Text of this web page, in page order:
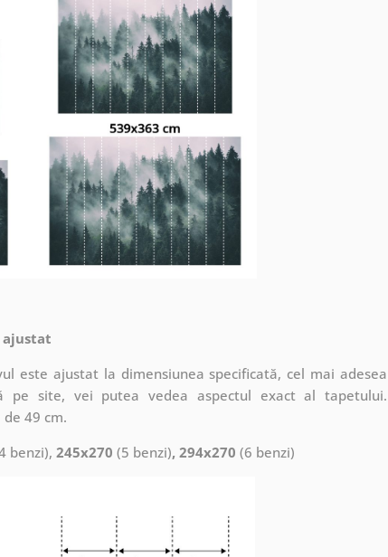
ajustat
este ajustat la dimensiunea specificată, cel mai adesea
pe site, vei putea vedea aspectul exact al tapetului.
49 cm.
benzi), 245x270 (5 benzi), 294x270 (6 benzi)